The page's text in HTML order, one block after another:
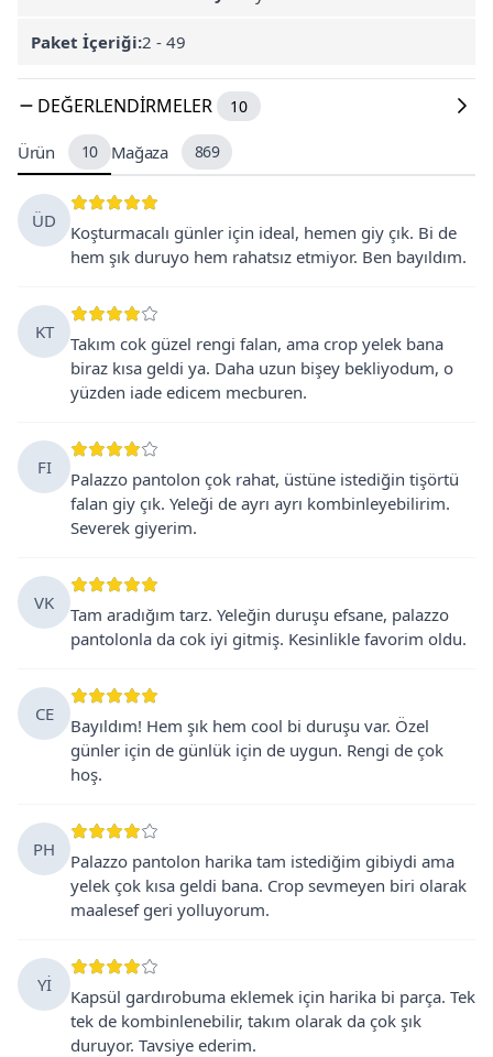
Paket İçeriği:2 - 49
DEĞERLENDIRMELER 10
Ürün 10 Mağaza 869
ÜD
Koşturmacalı günler için ideal, hemen giy çık. Bi de
hem şık duruyo hem rahatsız etmiyor. Ben bayıldım.
KT
Takım cok güzel rengi falan, ama crop yelek bana
biraz kısa geldi ya. Daha uzun bişey bekliyodum, o
yüzden iade edicem mecburen.
FI
Palazzo pantolon çok rahat, üstüne istediğin tişörtü
falan giy çık. Yeleği de ayrı ayrı kombinleyebilirim.
Severek giyerim.
VK
Tam aradığım tarz. Yeleğin duruşu efsane, palazzo
pantolonla da cok iyi gitmiş. Kesinlikle favorim oldu.
CE
Bayıldım! Hem şık hem cool bi duruşu var. Özel
günler için de günlük için de uygun. Rengi de çok
hoş.
PH
Palazzo pantolon harika tam istediğim gibiydi ama
yelek çok kısa geldi bana. Crop sevmeyen biri olarak
maalesef geri yolluyorum.
Yİ
Kapsül gardırobuma eklemek için harika bi parça. Tek
tek de kombinlenebilir, takım olarak da çok şık
duruyor. Tavsiye ederim.